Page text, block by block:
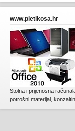
www.pletikosa.hr
Stolna i prijenosna
potrošni materijal,